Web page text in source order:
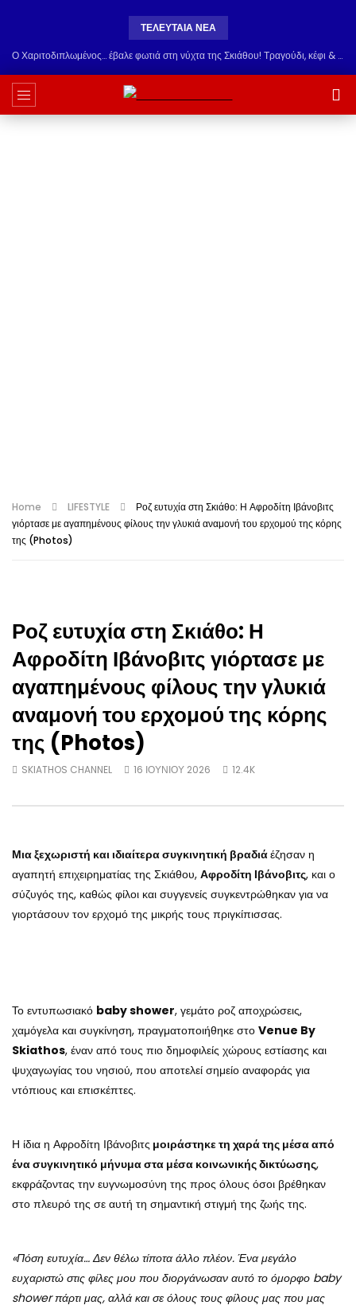
ΤΕΛΕΥΤΑΊΑ ΝΈΑ
Ο Χαριτοδιπλωμένος… έβαλε φωτιά στη νύχτα της Σκιάθου! Τραγούδι, κέφι & εκλεκτή παρέα στο Carnayo
Home LIFESTYLE
Ροζ ευτυχία στη Σκιάθο: Η Αφροδίτη Ιβάνοβιτς
γιόρτασε με αγαπημένους φίλους την γλυκιά αναμονή του ερχομού της κόρης
της (Photos)
Ροζ ευτυχία στη Σκιάθο: Η
Αφροδίτη Ιβάνοβιτς γιόρτασε με
αγαπημένους φίλους την γλυκιά
αναμονή του ερχομού της κόρης
της (Photos)
SKIATHOS CHANNEL 16 ΙΟΥΝΊΟΥ 2026 12.4K
Μια ξεχωριστή και ιδιαίτερα συγκινητική βραδιάέζησαν η
αγαπητή επιχειρηματίας της Σκιάθου, Αφροδίτη Ιβάνοβιτς, και ο
σύζυγός της, καθώς φίλοι και συγγενείς συγκεντρώθηκαν για να
γιορτάσουν τον ερχομό της μικρής τους πριγκίπισσας.
Το εντυπωσιακό baby shower, γεμάτο ροζ αποχρώσεις,
χαμόγελα και συγκίνηση, πραγματοποιήθηκε στο Venue By
Skiathos, έναν από τους πιο δημοφιλείς χώρους εστίασης και
ψυχαγωγίας του νησιού, που αποτελεί σημείο αναφοράς για
ντόπιους και επισκέπτες.
Η ίδια η Αφροδίτη Ιβάνοβιτς μοιράστηκε τη χαρά της μέσα από
ένα συγκινητικό μήνυμα στα μέσα κοινωνικής δικτύωσης,
εκφράζοντας την ευγνωμοσύνη της προς όλους όσοι βρέθηκαν
στο πλευρό της σε αυτή τη σημαντική στιγμή της ζωής της.
«Πόση ευτυχία… Δεν θέλω τίποτα άλλο πλέον. Ένα μεγάλο
ευχαριστώ στις φίλες μου που διοργάνωσαν αυτό το όμορφο baby
shower πάρτι μας, αλλά και σε όλους τους φίλους μας που μας